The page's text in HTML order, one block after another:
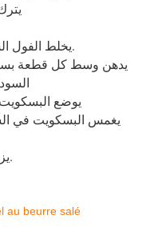
- يخلط الفول السوداني مع الكراميل المملح.
- يوضع
يزين بأوراق الذهب.